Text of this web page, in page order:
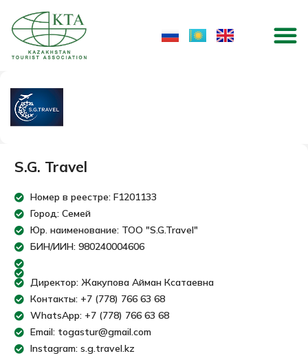
content
S.G. Travel
Номер в реестре: F1201133
Город: Семей
Юр. наименование: ТОО "S.G.Travel"
БИН/ИИН: 980240004606
Директор: Жакупова Айман Ксатаевна
Контакты: +7 (778) 766 63 68
WhatsApp: +7 (778) 766 63 68
Email: togastur@gmail.com
Instagram: s.g.travel.kz